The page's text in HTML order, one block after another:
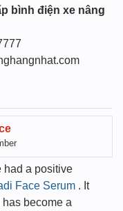
bình điện xe nâng
had a positive
Face Serum . It
become a